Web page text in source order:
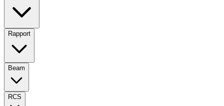
Rapport
Beam
RCS